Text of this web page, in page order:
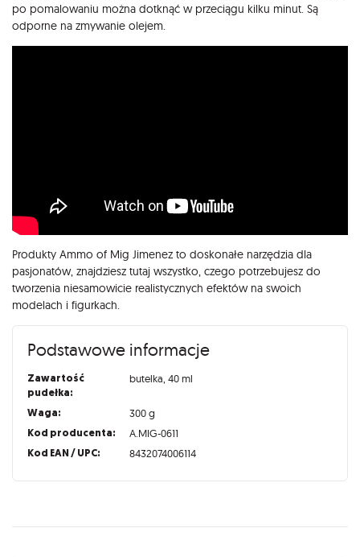
po pomalowaniu można dotknąć w przeciągu kilku minut. Są
odporne na zmywanie olejem.
Produkty Ammo of Mig Jimenez to doskonałe narzędzia dla
pasjonatów, znajdziesz tutaj wszystko, czego potrzebujesz do
tworzenia niesamowicie realistycznych efektów na swoich
modelach i figurkach.
Podstawowe informacje
Zawartość
pudełka:
butelka, 40 ml
Waga: 300 g
Kod producenta: A.MIG-0611
Kod EAN / UPC: 8432074006114